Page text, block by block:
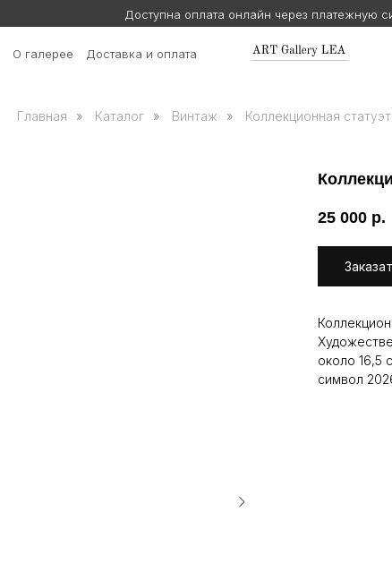
Доступна оплата онлайн через платежную
О галерее Доставка и оплата
Главная » Каталог » Винтаж » Коллекционная
25 000 р.
около 16,5
символ